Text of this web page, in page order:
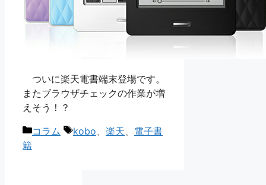
ついに楽天電書端末登場です。
またブラウザチェックの作業が増
えそう！？
カ
テ
コラム
タ
kobo 楽天
電子書
籍